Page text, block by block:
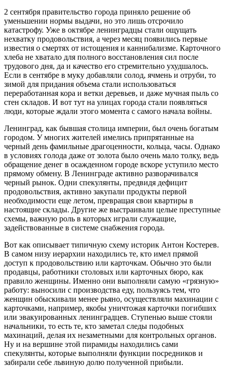
2 сентября правительство города приняло решение об
уменьшении нормы выдачи, но это лишь отсрочило
катастрофу. Уже в октябре ленинградцы стали ощущать
нехватку продовольствия, а через месяц появились первые
известия о смертях от истощения и каннибализме. Карточного
хлеба не хватало для полного восстановления сил после
трудового дня, да и качество его стремительно ухудшалось.
Если в сентябре в муку добавляли солод, ячмень и отруби, то
зимой для придания объема стали использоваться
переработанная кора и ветки деревьев, и даже мучная пыль со
стен складов. И вот тут на улицах города стали появляться
люди, которые ждали этого момента с самого начала войны.
Ленинград, как бывшая столица империи, был очень богатым
городом. У многих жителей имелись припрятанные на
черный день фамильные драгоценности, кольца, часы. Однако
в условиях голода даже от золота было очень мало толку, ведь
обращение денег в осажденном городе вскоре уступило место
прямому обмену. В Ленинграде активно разворачивался
черный рынок. Одни спекулянты, предвидя дефицит
продовольствия, активно закупали продукты первой
необходимости еще летом, превращая свои квартиры в
настоящие склады. Другие же выстраивали целые преступные
схемы, важную роль в которых играли служащие,
задействованные в системе снабжения города.
Вот как описывает типичную схему историк Антон Костерев.
В самом низу иерархии находились те, кто имел прямой
доступ к продовольствию или карточкам. Обычно это были
продавцы, работники столовых или карточных бюро, как
правило женщины. Именно они выполняли самую «грязную»
работу: выносили с производства еду, пользуясь тем, что
женщин обыскивали менее рьяно, осуществляли махинации с
карточками, например, якобы уничтожая карточки погибших
или эвакуированных ленинградцев. Ступенью выше стояли
начальники, то есть те, кто заметал следы подобных
махинаций, делая их незаметными для контрольных органов.
Ну и на вершине этой пирамиды находились сами
спекулянты, которые выполняли функции посредников и
забирали себе львиную долю полученной прибыли.